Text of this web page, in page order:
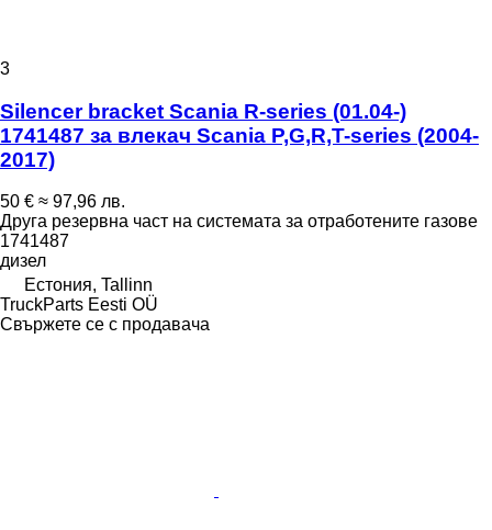
3
Silencer bracket Scania R-series (01.04-)
1741487 за влекач Scania P,G,R,T-series (2004-
2017)
50 € ≈ 97,96 лв.
Друга резервна част на системата за отработените газове
1741487
дизел
Естония, Tallinn
TruckParts Eesti OÜ
Свържете се с продавача